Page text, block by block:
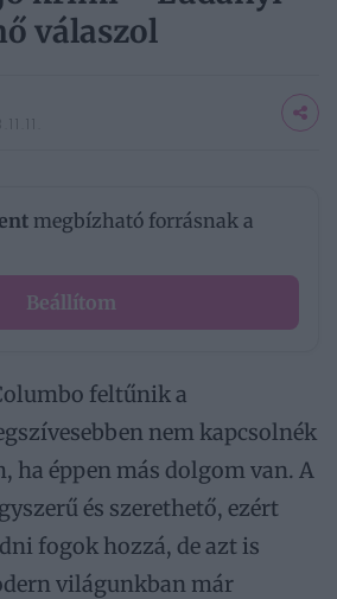
válaszol
megbízható forrásnak a
Beállítom
feltűnik a
nem kapcsolnék
ha éppen más dolgom van. A
és szerethető, ezért
fogok hozzá, de azt is
világunkban már